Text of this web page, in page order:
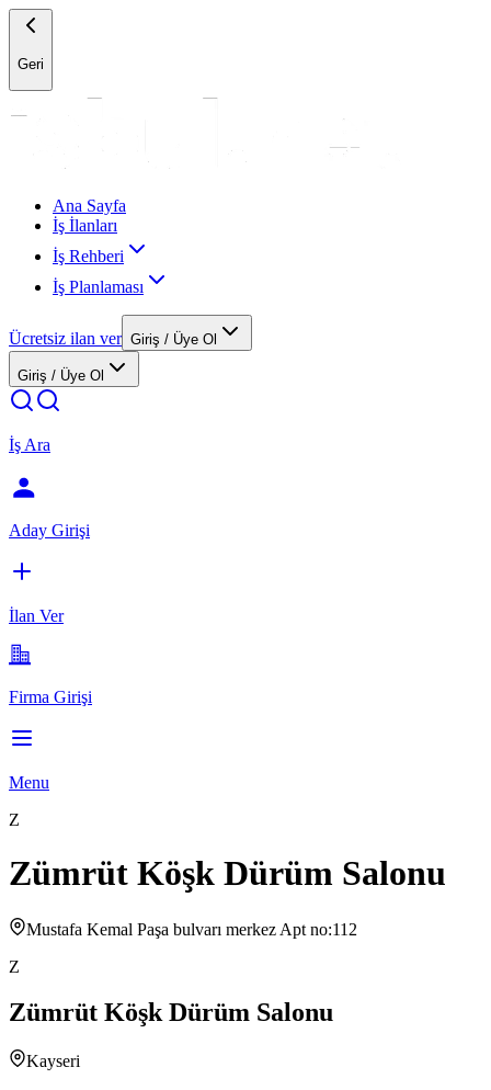
Geri
Ana Sayfa
İş İlanları
İş Rehberi
İş Planlaması
Ücretsiz ilan ver Giriş / Üye Ol
Giriş / Üye Ol
İş Ara
Aday Girişi
İlan Ver
Firma Girişi
Menu
Z
Zümrüt Köşk Dürüm Salonu
Mustafa Kemal Paşa bulvarı merkez Apt no:112
Z
Zümrüt Köşk Dürüm Salonu
Kayseri